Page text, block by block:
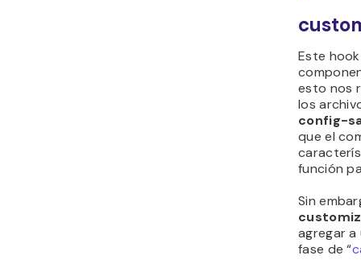
Este
esto nos
los
config-
que el
función
Sin
agregar
fase de “